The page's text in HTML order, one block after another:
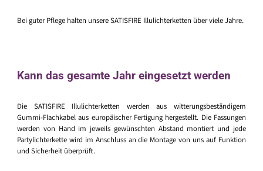
Bei guter Pflege halten unsere SATISFIRE Illulichterketten über viele Jahre.
Kann das gesamte Jahr eingesetzt werden
Die SATISFIRE Illulichterketten werden aus witterungsbeständigem
Gummi-Flachkabel aus europäischer Fertigung hergestellt. Die Fassungen
werden von Hand im jeweils gewünschten Abstand montiert und jede
Partylichterkette wird im Anschluss an die Montage von uns auf Funktion
und Sicherheit überprüft.